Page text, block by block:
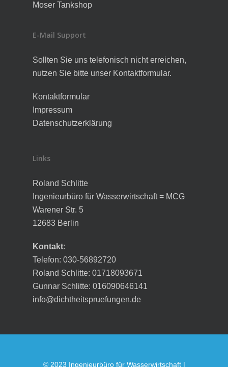
Moser Tankshop
E-Mail Support
Sollten Sie uns telefonisch nicht erreichen,
nutzen Sie bitte unser Kontaktformular.
Kontaktformular
Impressum
Datenschutzerklärung
Links
Roland Schlitte
Ingenieurbüro für Wasserwirtschaft = MCG
Warener Str. 5
12683 Berlin
Kontakt:
Telefon: 030-56892720
Roland Schlitte: 01718093671
Gunnar Schlitte: 016090646141
info@dichtheitspruefungen.de
© 2023 Ingenieurbüro für Wasserwirtschaft |